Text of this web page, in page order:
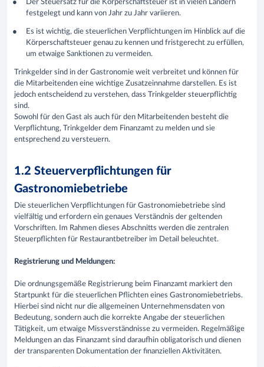
Der Steuersatz für die Körperschaftsteuer ist in vielen Ländern
festgelegt und kann von Jahr zu Jahr variieren.
Es ist wichtig, die steuerlichen Verpflichtungen im Hinblick auf die
Körperschaftsteuer genau zu kennen und fristgerecht zu erfüllen,
um etwaige Sanktionen zu vermeiden.
Trinkgelder sind in der Gastronomie weit verbreitet und können für
die Mitarbeitenden eine wichtige Zusatzeinnahme darstellen. Es ist
jedoch entscheidend zu verstehen, dass Trinkgelder steuerpflichtig
sind.
Sowohl für den Gast als auch für den Mitarbeitenden besteht die
Verpflichtung, Trinkgelder dem Finanzamt zu melden und sie
entsprechend zu versteuern.
1.2 Steuerverpflichtungen für
Gastronomiebetriebe
Die steuerlichen Verpflichtungen für Gastronomiebetriebe sind
vielfältig und erfordern ein genaues Verständnis der geltenden
Vorschriften. Im Rahmen dieses Abschnitts werden die zentralen
Steuerpflichten für Restaurantbetreiber im Detail beleuchtet.
Registrierung und Meldungen:
Die ordnungsgemäße Registrierung beim Finanzamt markiert den
Startpunkt für die steuerlichen Pflichten eines Gastronomiebetriebs.
Hierbei sind nicht nur die allgemeinen Unternehmensdaten von
Bedeutung, sondern auch die korrekte Angabe der steuerlichen
Tätigkeit, um etwaige Missverständnisse zu vermeiden. Regelmäßige
Meldungen an das Finanzamt sind daraufhin obligatorisch und dienen
der transparenten Dokumentation der finanziellen Aktivitäten.